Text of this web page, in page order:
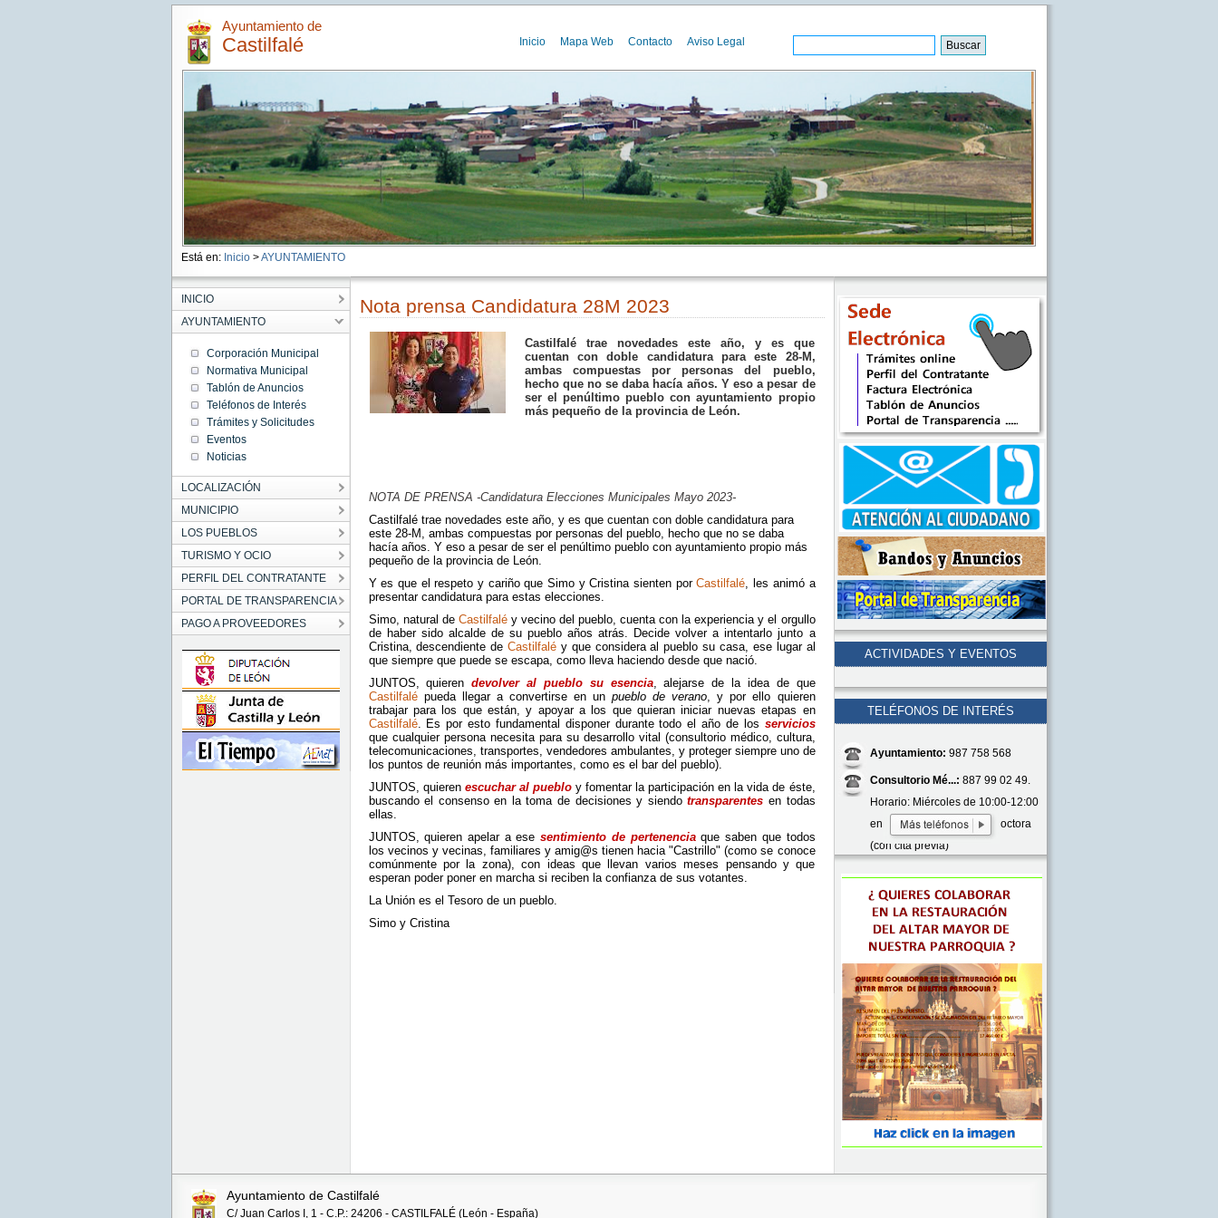
Ayuntamiento de
Castilfalé Inicio Mapa Web Contacto Aviso Legal
Está en: Inicio >AYUNTAMIENTO
INICIO
AYUNTAMIENTO
Corporación Municipal
Normativa Municipal
Tablón de Anuncios
Teléfonos de Interés
Trámites y Solicitudes
Eventos
Noticias
LOCALIZACIÓN
MUNICIPIO
LOS PUEBLOS
TURISMO Y OCIO
PERFIL DEL CONTRATANTE
PORTAL DE TRANSPARENCIA
PAGO A PROVEEDORES
Nota prensa Candidatura 28M 2023
Castilfalé trae novedades este año, y es que
cuentan con doble candidatura para este 28-M,
ambas compuestas por personas del pueblo,
hecho que no se daba hacía años. Y eso a pesar de
ser el penúltimo pueblo con ayuntamiento propio
más pequeño de la provincia de León.
NOTA DE PRENSA -Candidatura Elecciones Municipales Mayo 2023-
Castilfalé trae novedades este año, y es que cuentan con doble candidatura para
este 28-M, ambas compuestas por personas del pueblo, hecho que no se daba
hacía años. Y eso a pesar de ser el penúltimo pueblo con ayuntamiento propio más
pequeño de la provincia de León.
Y es que el respeto y cariño que Simo y Cristina sienten porCastilfalé, les animó a
presentar candidatura para estas elecciones.
Simo, natural de Castilfalé y vecino del pueblo, cuenta con la experiencia y el orgullo
de haber sido alcalde de su pueblo años atrás. Decide volver a intentarlo junto a
Cristina, descendiente deCastilfalé y que considera al pueblo su casa, ese lugar al
que siempre que puede se escapa, como lleva haciendo desde que nació.
JUNTOS, quierendevolver al pueblo su esencia, alejarse de la idea de que
Castilfalé pueda llegar a convertirse en unpueblo de verano, y por ello quieren
trabajar para los que están, y apoyar a los que quieran iniciar nuevas etapas en
Castilfalé. Es por esto fundamental disponer durante todo el año de los servicios
que cualquier persona necesita para su desarrollo vital (consultorio médico, cultura,
telecomunicaciones, transportes, vendedores ambulantes, y proteger siempre uno de
los puntos de reunión más importantes, como es el bar del pueblo).
JUNTOS, quieren escuchar al pueblo y fomentar la participación en la vida de éste,
buscando el consenso en la toma de decisiones y siendotransparentes en todas
ellas.
JUNTOS, quieren apelar a esesentimiento de pertenencia que saben que todos
los vecinos y vecinas, familiares y amig@s tienen hacia "Castrillo" (como se conoce
comúnmente por la zona), con ideas que llevan varios meses pensando y que
esperan poder poner en marcha si reciben la confianza de sus votantes.
La Unión es el Tesoro de un pueblo.
Simo y Cristina
ACTIVIDADES Y EVENTOS
TELÉFONOS DE INTERÉS
Ayuntamiento: 987 758 568
Consultorio Mé...: 887 99 02 49.
Horario: Miércoles de 10:00-12:00
enfermera y 12:00-14:00 doctora
(con cita previa)
Ayuntamiento de Castilfalé
C/ Juan Carlos I, 1 - C.P.: 24206 - CASTILFALÉ (León - España)